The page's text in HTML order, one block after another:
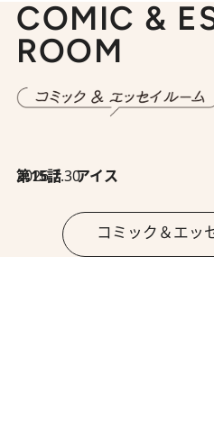
COMIC &
ROOM
2026.7.30
第15話 アイス
コミック＆エッ